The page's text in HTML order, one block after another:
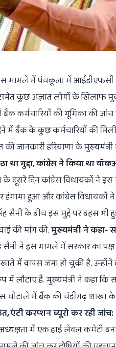
इस मामले में पंचकूला में
कुछ अज्ञात लोगों के खिलाफ
कर्मचारियों की भूमिका की जांच
में बैंक के कुछ कर्मचारियों की
जानकारी हरियाणा के मुख्यमंत्री
था मुद्दा, कांग्रेस ने किया था
के दूसरे दिन कांग्रेस विधायकों ने
हुआ और कांग्रेस विधायकों ने
सैनी के बीच इस मुद्दे पर बहस भी
की मांग की.मुख्यमंत्री ने कहा-
सैनी ने इस मामले में सरकार का पक्ष
में वापस जमा हो चुकी है. उन्होंने
लौटाए हैं. मुख्यमंत्री ने कहा कि
घोटाले में बैंक की चंडीगढ़ शाखा
एंटी करप्शन ब्यूरो कर रही जांच:
में एक हाई लेवल कमेटी